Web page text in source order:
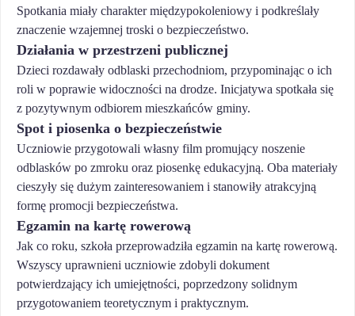
Spotkania miały charakter międzypokoleniowy i podkreślały
znaczenie wzajemnej troski o bezpieczeństwo.
Działania w przestrzeni publicznej
Dzieci rozdawały odblaski przechodniom, przypominając o ich
roli w poprawie widoczności na drodze. Inicjatywa spotkała się
z pozytywnym odbiorem mieszkańców gminy.
Spot i piosenka o bezpieczeństwie
Uczniowie przygotowali własny film promujący noszenie
odblasków po zmroku oraz piosenkę edukacyjną. Oba materiały
cieszyły się dużym zainteresowaniem i stanowiły atrakcyjną
formę promocji bezpieczeństwa.
Egzamin na kartę rowerową
Jak co roku, szkoła przeprowadziła egzamin na kartę rowerową.
Wszyscy uprawnieni uczniowie zdobyli dokument
potwierdzający ich umiejętności, poprzedzony solidnym
przygotowaniem teoretycznym i praktycznym.